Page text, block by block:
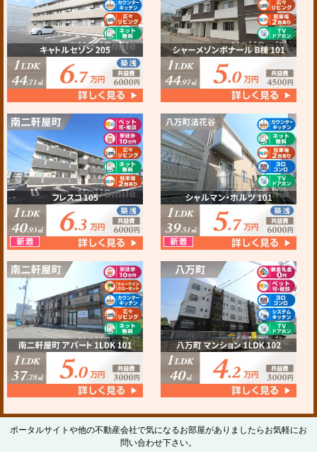
ポータルサイトや他の不動産会社で気になるお部屋がありましたらお気軽にお
問い合わせ下さい。